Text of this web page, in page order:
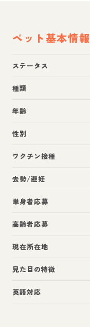
ペット基本情報
ステータス
種類
年齢
性別
ワクチン接種
去勢/避妊
単身者応募
高齢者応募
現在所在地
見た目の特徴
英語対応